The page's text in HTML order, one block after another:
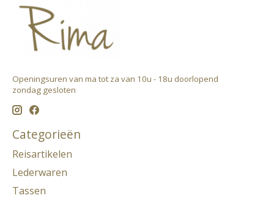
Openingsuren van ma tot za van 10u - 18u doorlopend ​
zondag gesloten
Categorieën
Reisartikelen
Lederwaren
Tassen